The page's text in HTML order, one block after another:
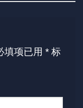
填项已用 * 标